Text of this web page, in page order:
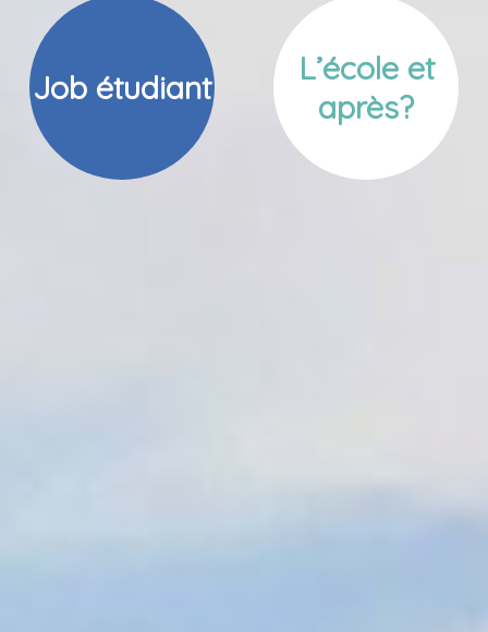
Job étudiant
L’école et
après?